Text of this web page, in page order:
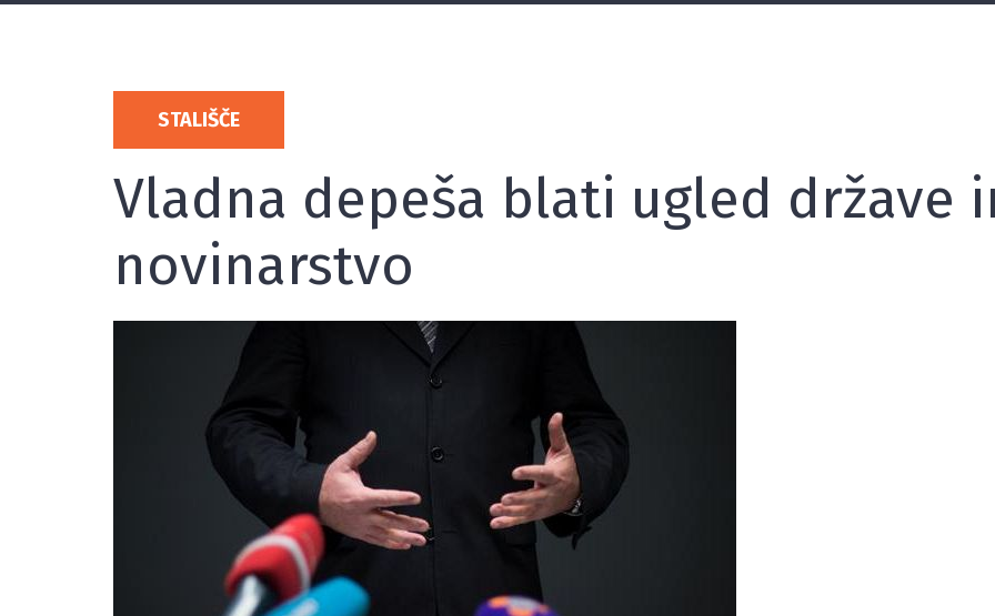
STALIŠČE
Vladna depeša blati ugled države
novinarstvo